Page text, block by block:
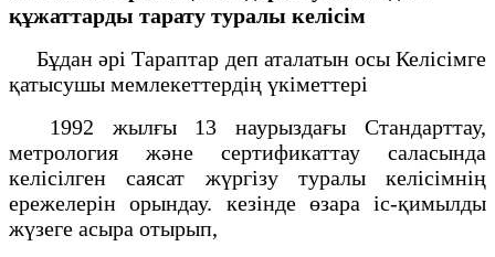
құжаттарды тарату туралы келісім
Бұдан әрі Тараптар деп аталатын осы Келісімге
қатысушы мемлекеттердің үкіметтері
1992 жылғы 13 наурыздағы Стандарттау,
метрология және сертификаттау саласында
келісілген саясат жүргізу туралы келісімнің
ережелерін орындау. кезінде өзара іс-қимылды
жүзеге асыра отырып,